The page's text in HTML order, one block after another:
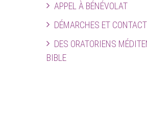
APPEL À BÉNÉVOLAT
DÉMARCHES ET
DES ORATORIENS
BIBLE